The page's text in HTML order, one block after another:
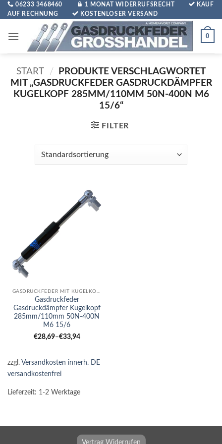
Zum
Inhalt
06233 3468460 1 MONAT WIDERRUFSRECHT
KAUF
AUF RECHNUNG
KOSTENLOSER VERSAND
0
START /
PRODUKTE VERSCHLAGWORTET
MIT „GASDRUCKFEDER GASDRUCKDÄMPFER
KUGELKOPF 285MM/110MM 50N-400N M6
15/6“
FILTER
GASDRUCKFEDER MIT KUGELKOPF
Gasdruckfeder
Gasdruckdämpfer Kugelkopf
285mm/110mm 50N-400N
M6 15/6
€28,69–€33,94
zzgl. Versandkosten innerh. DE
versandkostenfrei
Lieferzeit: 1-2 Werktage
Vertrag Widerrufen